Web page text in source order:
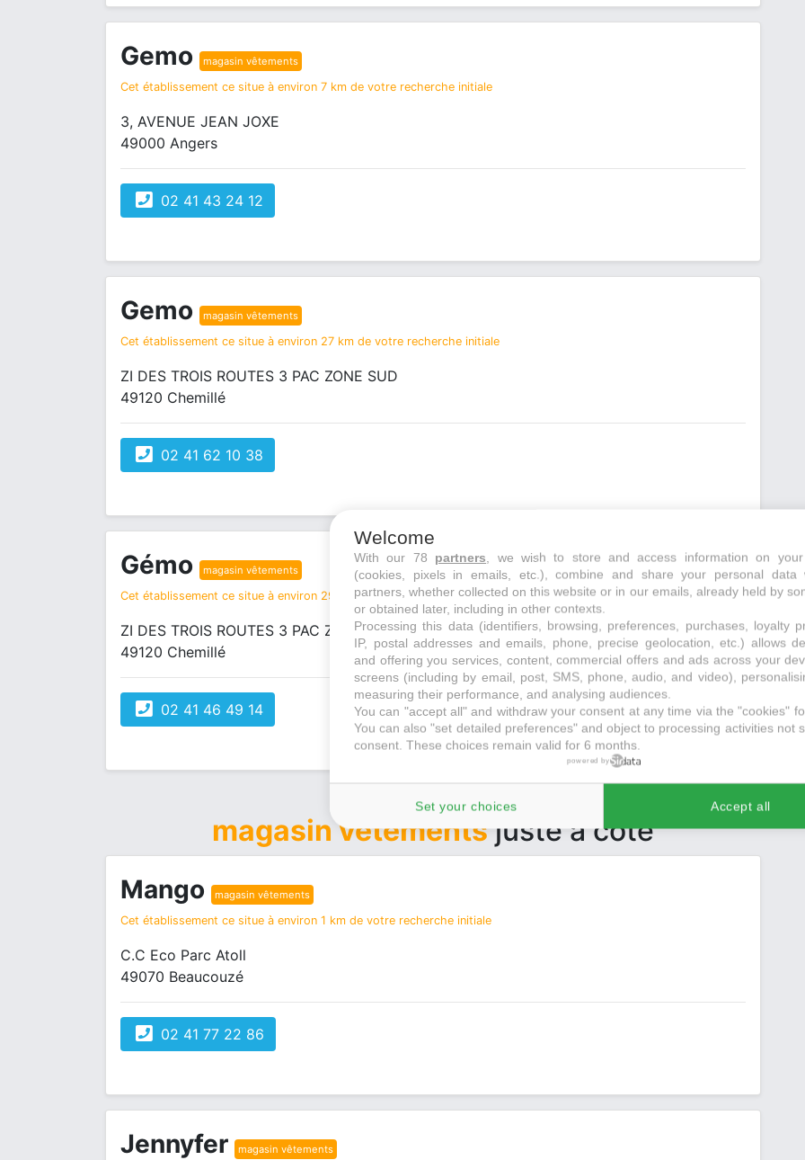
Gemo magasin vêtements
Cet établissement ce situe à environ 7 km de votre recherche initiale
3, AVENUE JEAN JOXE
49000 Angers
02 41 43 24 12
Gemo magasin vêtements
Cet établissement ce situe à environ 27 km de votre recherche initiale
ZI DES TROIS ROUTES 3 PAC ZONE SUD
49120 Chemillé
02 41 62 10 38
Gémo magasin vêtements
Cet établissement ce situe à environ 29 km de votre recherche initiale
ZI DES TROIS ROUTES 3 PAC ZONE SUD - LOT 2
49120 Chemillé
02 41 46 49 14
magasin vêtementsjuste à côté
Mango magasin vêtements
Cet établissement ce situe à environ 1 km de votre recherche initiale
C.C Eco Parc Atoll
49070 Beaucouzé
02 41 77 22 86
Jennyfer magasin vêtements
Welcome
With our 78 partners , we wish to store and access information on
(cookies, pixels in emails, etc.), combine and share your personal data
partners, whether collected on this website or in our emails, already held by
or obtained later, including in other contexts.
Processing this data (identifiers, browsing, preferences, purchases, loyalty
IP, postal addresses and emails, phone, precise geolocation, etc.) allows
and offering you services, content, commercial offers and ads across your
screens (including by email, post, SMS, phone, audio, and video),
measuring their performance, and analysing audiences.
You can "accept all" and withdraw your consent at any time via the "cookies"
You can also "set detailed preferences" and object to processing activities not
consent. These choices remain valid for 6 months.
powered by
Set your choices Accept all